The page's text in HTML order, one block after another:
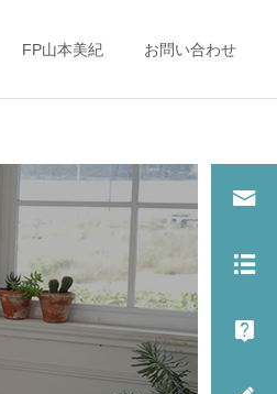
FP山本美紀 お問い合わせ
子どもとお金（教育
費・金銭教育）
「これからの働き方」を考
えるママ達へ